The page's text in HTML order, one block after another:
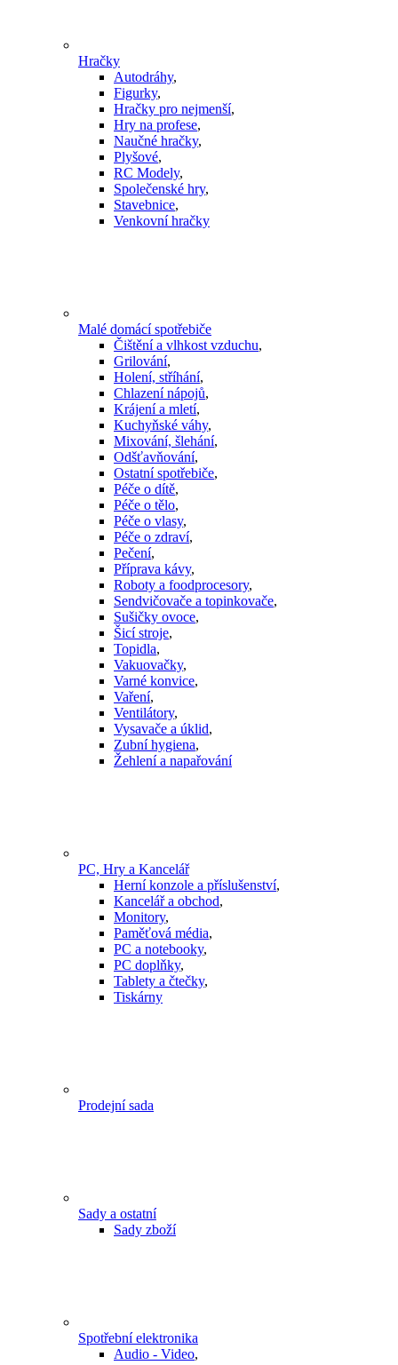
Hračky
Autodráhy,
Figurky,
Hračky pro nejmenší,
Hry na profese,
Naučné hračky,
Plyšové,
RC Modely,
Společenské hry,
Stavebnice,
Venkovní hračky
Malé domácí spotřebiče
Čištění a vlhkost vzduchu,
Grilování,
Holení, stříhání,
Chlazení nápojů,
Krájení a mletí,
Kuchyňské váhy,
Mixování, šlehání,
Odšťavňování,
Ostatní spotřebiče,
Péče o dítě,
Péče o tělo,
Péče o vlasy,
Péče o zdraví,
Pečení,
Příprava kávy,
Roboty a foodprocesory,
Sendvičovače a topinkovače,
Sušičky ovoce,
Šicí stroje,
Topidla,
Vakuovačky,
Varné konvice,
Vaření,
Ventilátory,
Vysavače a úklid,
Zubní hygiena,
Žehlení a napařování
PC, Hry a Kancelář
Herní konzole a příslušenství,
Kancelář a obchod,
Monitory,
Paměťová média,
PC a notebooky,
PC doplňky,
Tablety a čtečky,
Tiskárny
Prodejní sada
Sady a ostatní
Sady zboží
Spotřební elektronika
Audio - Video,